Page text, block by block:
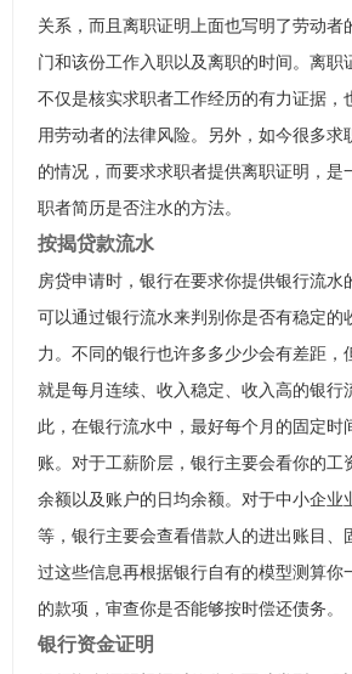
关系，而且离职证明上面也写明了劳动者
门和该份工作入职以及离职的时间。离职
不仅是核实求职者工作经历的有力证据，
用劳动者的法律风险。另外，如今很多求
的情况，而要求求职者提供离职证明，是
职者简历是否注水的方法。
按揭贷款流水
房贷申请时，银行在要求你提供银行流水
可以通过银行流水来判别你是否有稳定的
力。不同的银行也许多多少少会有差距，
就是每月连续、收入稳定、收入高的银行
此，在银行流水中，最好每个月的固定时
账。对于工薪阶层，银行主要会看你的工
余额以及账户的日均余额。对于中小企业
等，银行主要会查看借款人的进出账目、
过这些信息再根据银行自有的模型测算你
的款项，审查你是否能够按时偿还债务。
银行资金证明